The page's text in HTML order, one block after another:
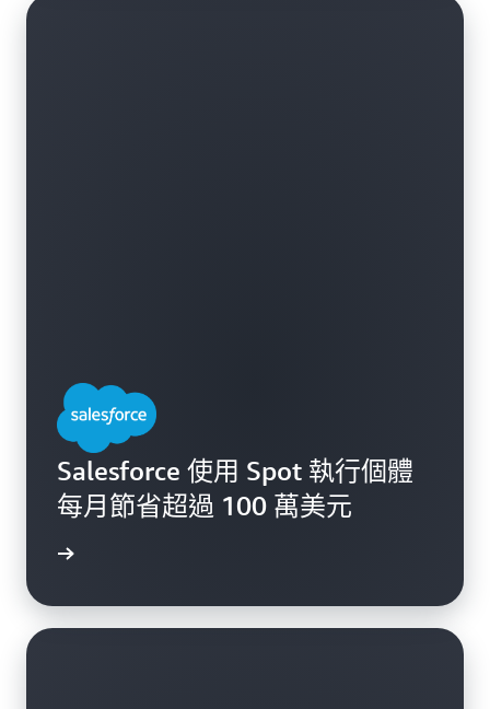
Salesforce 使用 Spot 執行個體
每月節省超過 100 萬美元